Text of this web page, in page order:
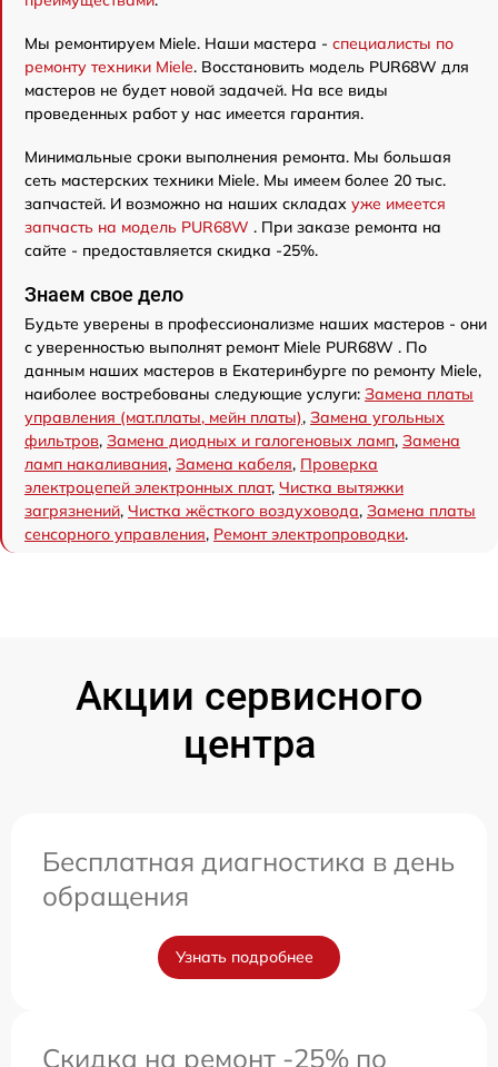
Мы ремонтируем Miele. Наши мастера - специалисты по
ремонту техники Miele. Восстановить модель PUR68W для
мастеров не будет новой задачей. На все виды
проведенных работ у нас имеется гарантия.
Минимальные сроки выполнения ремонта. Мы большая
сеть мастерских техники Miele. Мы имеем более 20 тыс.
запчастей. И возможно на наших складах уже имеется
запчасть на модель PUR68W . При заказе ремонта на
сайте - предоставляется скидка -25%.
Знаем свое дело
Будьте уверены в профессионализме наших мастеров - они
с уверенностью выполнят ремонт Miele PUR68W . По
данным наших мастеров в Екатеринбурге по ремонту Miele,
наиболее востребованы следующие услуги: Замена платы
управления (мат.платы, мейн платы), Замена угольных
фильтров, Замена диодных и галогеновых ламп, Замена
ламп накаливания, Замена кабеля, Проверка
электроцепей электронных плат, Чистка вытяжки
загрязнений, Чистка жёсткого воздуховода, Замена платы
сенсорного управления, Ремонт электропроводки.
Акции сервисного
центра
Бесплатная диагностика в день
обращения
Узнать подробнее
Скидка на ремонт -25% по